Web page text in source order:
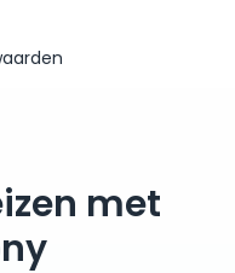
met